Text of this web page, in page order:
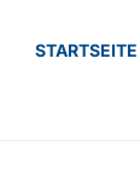
STARTSEITE